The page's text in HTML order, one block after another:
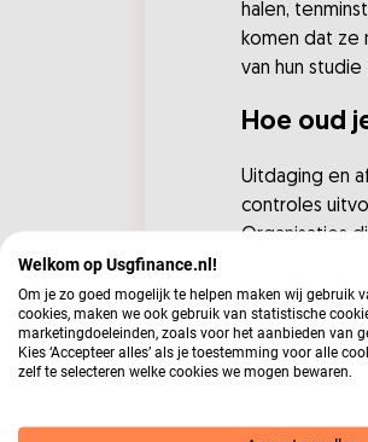
halen,
komen dat ze
van hun
Hoe oud
Uitdaging en
controles
Organisaties
Betere
Accountants
Welkom op Usgfinance.nl!
Om je zo goed mogelijk te helpen maken wij gebruik
cookies, maken we ook gebruik van statistische
marketingdoeleinden, zoals voor het aanbieden van
Kies ‘Accepteer alles’ als je toestemming voor alle
zelf te selecteren welke cookies we mogen bewaren.